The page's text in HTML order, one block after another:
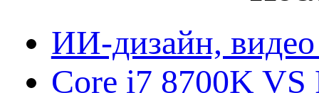
ИИ-дизайн,
Core i7 8700K VS